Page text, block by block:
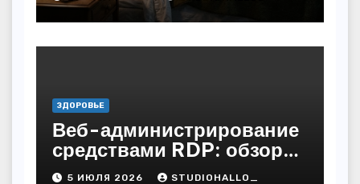
ЗДОРОВЬЕ
Веб-администрирование
средствами RDP: обзор
технических решений
5 ИЮЛЯ 2026 STUDIOHALLO_